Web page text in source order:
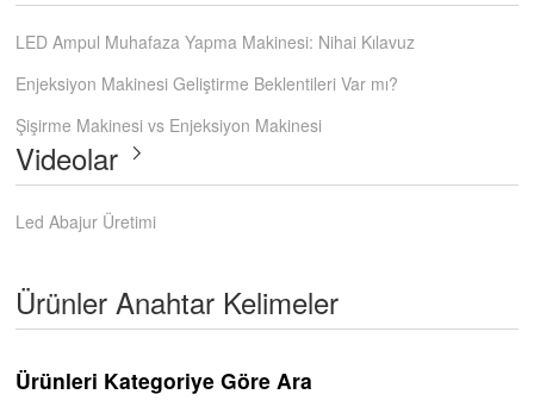
LED Ampul Muhafaza Yapma Makinesi: Nihai Kılavuz
Enjeksiyon Makinesi Geliştirme Beklentileri Var mı?
Şişirme Makinesi vs Enjeksiyon Makinesi
Videolar
Led Abajur Üretimi
Ürünler Anahtar Kelimeler
Ürünleri Kategoriye Göre Ara